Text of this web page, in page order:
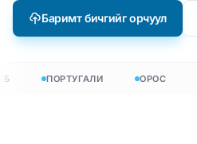
Баримт бичгийг орчуул
ПОРТУГАЛИ ОРОС